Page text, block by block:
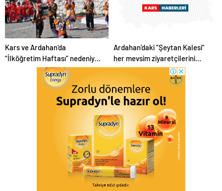
Kars ve Ardahan’da
“İlköğretim Haftası” nedeniyle
tören düzenlendi
Ardahan’daki “Şeytan Kalesi”
her mevsim ziyaretçilerini
ağırlıyor